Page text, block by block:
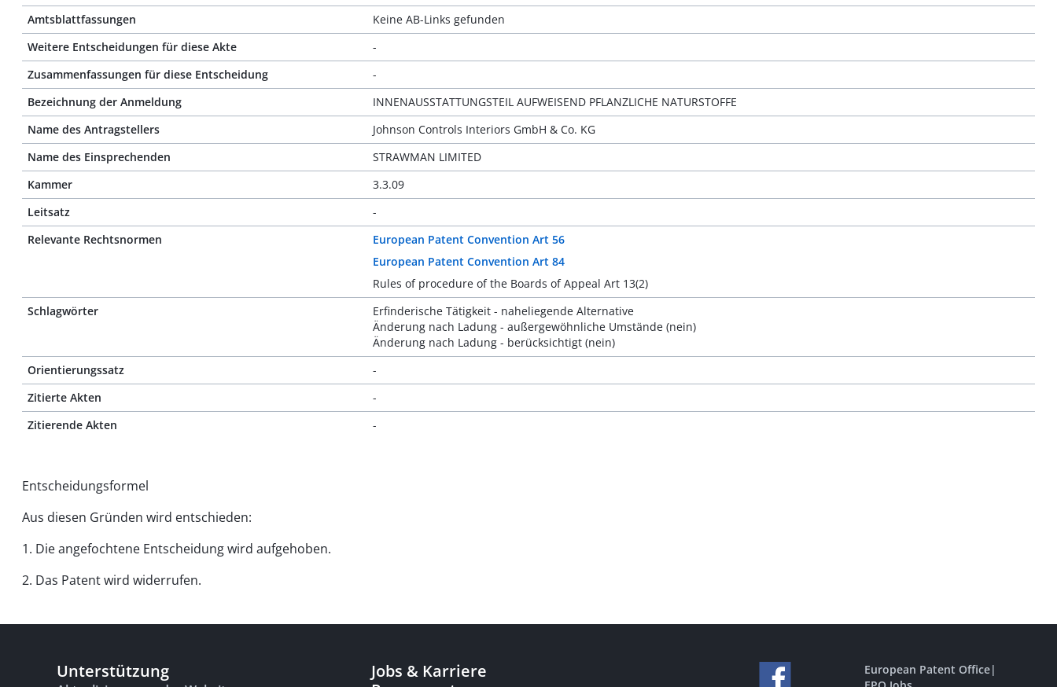
Amtsblattfassungen
Keine AB-Links gefunden
Weitere Entscheidungen für diese Akte
-
Zusammenfassungen für diese Entscheidung
-
Bezeichnung der Anmeldung
INNENAUSSTATTUNGSTEIL AUFWEISEND PFLANZLICHE NATURSTOFFE
Name des Antragstellers
Johnson Controls Interiors GmbH & Co. KG
Name des Einsprechenden
STRAWMAN LIMITED
Kammer
3.3.09
Leitsatz
-
Relevante Rechtsnormen
European Patent Convention Art 56
European Patent Convention Art 84
Rules of procedure of the Boards of Appeal Art 13(2)
Schlagwörter
Erfinderische Tätigkeit - naheliegende Alternative
Änderung nach Ladung - außergewöhnliche Umstände (nein)
Änderung nach Ladung - berücksichtigt (nein)
Orientierungssatz
-
Zitierte Akten
-
Zitierende Akten
-
Entscheidungsformel
Aus diesen Gründen wird entschieden:
1. Die angefochtene Entscheidung wird aufgehoben.
2. Das Patent wird widerrufen.
Unterstützung
Jobs & Karriere
European Patent Office|